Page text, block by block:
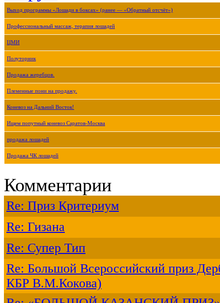
Выход программы «Лошади в боксах» (ранее — «Обратный отсчёт»)
Профессиональный массаж, терапия лошадей
ЦМИ
Полуторник
Продажа жеребцов.
Племенные пони на продажу.
Коневоз на Дальний Восток!
Ищем попутный коневоз Саратов-Москва
продажа лошадей
Продажа ЧК лошадей
Комментарии
Re: Приз Критериум
Re: Гизана
Re: Супер Тип
Re: Большой Всероссийский приз
КБР В.М.Кокова)